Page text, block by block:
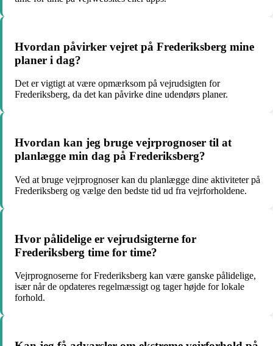
Hvordan påvirker vejret på Frederiksberg mine
planer i dag?
Det er vigtigt at være opmærksom på vejrudsigten for
Frederiksberg, da det kan påvirke dine udendørs planer.
Hvordan kan jeg bruge vejrprognoser til at
planlægge min dag på Frederiksberg?
Ved at bruge vejrprognoser kan du planlægge dine aktiviteter på
Frederiksberg og vælge den bedste tid ud fra vejrforholdene.
Hvor pålidelige er vejrudsigterne for
Frederiksberg time for time?
Vejrprognoserne for Frederiksberg kan være ganske pålidelige,
især når de opdateres regelmæssigt og tager højde for lokale
forhold.